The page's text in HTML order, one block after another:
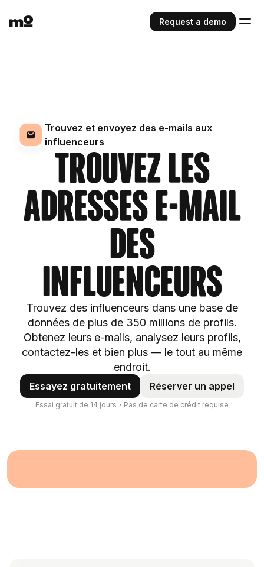
Request a demo
Trouvez et envoyez des e-mails aux
influenceurs
Trouvez les
adresses e-mail
des
influenceurs
Trouvez des influenceurs dans une base de
données de plus de 350 millions de profils.
Obtenez leurs e-mails, analysez leurs profils,
contactez-les et bien plus — le tout au même
endroit.
Essayez gratuitement Réserver un appel
Essai gratuit de 14 jours・Pas de carte de crédit requise